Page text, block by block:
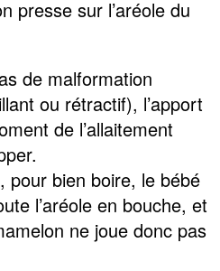
presse sur l’aréole du
de malformation
ou rétractif), l’apport
de l’allaitement
pour bien boire, le bébé
l’aréole en bouche, et
ne joue donc pas